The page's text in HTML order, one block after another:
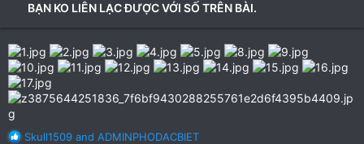
BẠN KO LIÊN LẠC ĐƯỢC VỚI SỐ TRÊN BÀI.
R
Skull1509 and ADMINPHODACBIET